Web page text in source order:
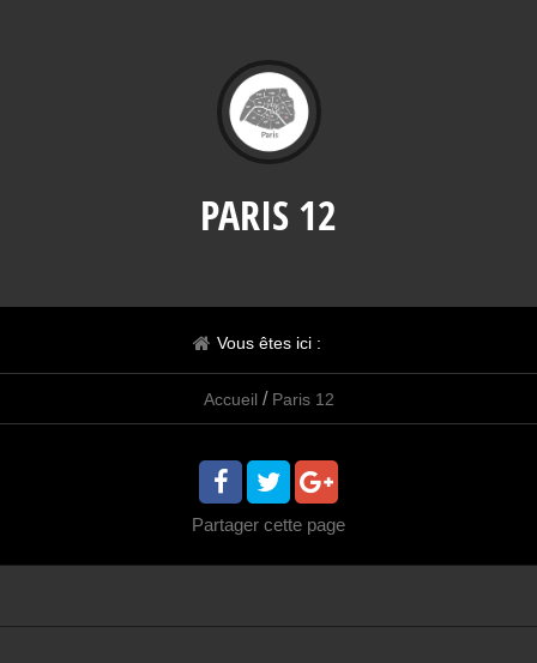
PARIS 12
Vous êtes ici :
Accueil / Paris 12
Partager cette page